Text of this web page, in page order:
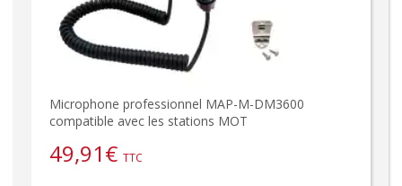
Microphone professionnel MAP-M-DM3600
compatible avec les stations MOT
49,91€ TTC